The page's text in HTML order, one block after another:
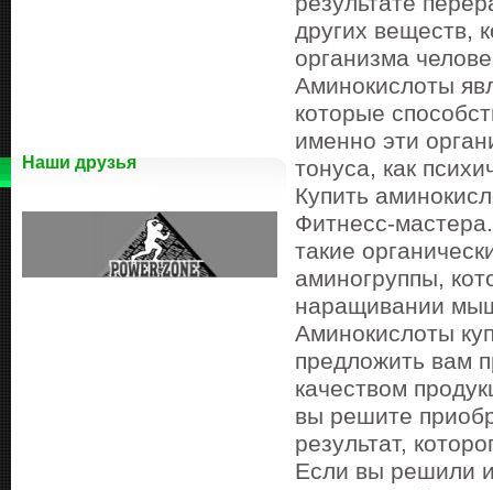
Наши друзья
других веществ,
организма
Аминокислоты
которые
именно эти
тонуса, как
Купить
Фитнесс-
такие
аминогруппы,
наращивании
Аминокислоты
предложить вам
качеством
вы решите
результат,
Если вы решили